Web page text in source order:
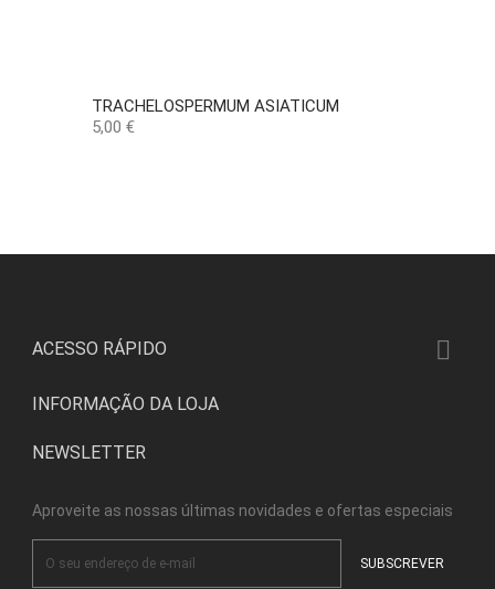
TRACHELOSPERMUM ASIATICUM
Preço
5,00 €
ACESSO RÁPIDO 
INFORMAÇÃO DA LOJA
NEWSLETTER
Aproveite as nossas últimas novidades e ofertas especiais